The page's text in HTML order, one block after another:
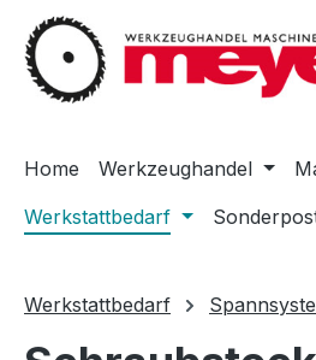
Hauptinhalt springen
Zur Suche springen
Zur Hauptnavigation springen
Home Werkzeughandel
Werkstattbedarf
Werkstattbedarf